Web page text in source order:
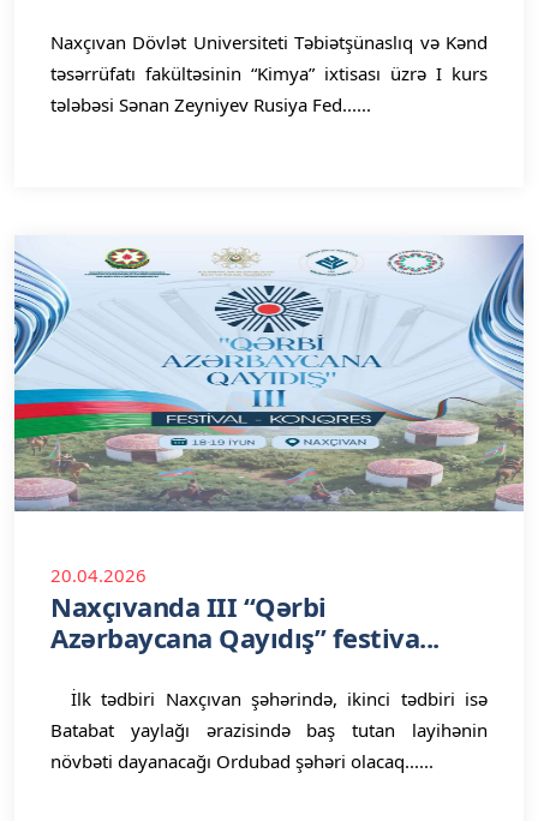
Naxçıvan Dövlət Universiteti Təbiətşünaslıq və Kənd
təsərrüfatı fakültəsinin “Kimya” ixtisası üzrə I kurs
tələbəsi Sənan Zeyniyev Rusiya Fed......
20.04.2026
Naxçıvanda III “Qərbi
Azərbaycana Qayıdış” festiva...
İlk tədbiri Naxçıvan şəhərində, ikinci tədbiri isə
Batabat yaylağı ərazisində baş tutan layihənin
növbəti dayanacağı Ordubad şəhəri olacaq......